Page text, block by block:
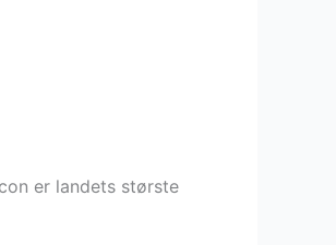
er landets største